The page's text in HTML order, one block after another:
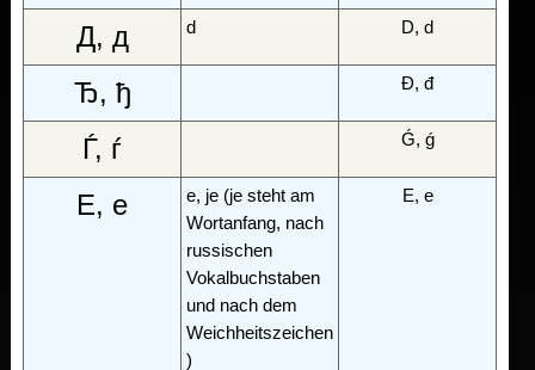
Д, д d D, d
Ђ, ђ Đ, đ
Ѓ, ѓ Ǵ, ǵ
Е, е
e, je (je steht am
Wortanfang, nach
russischen
Vokalbuchstaben
und nach dem
Weichheitszeichen
)
E, e